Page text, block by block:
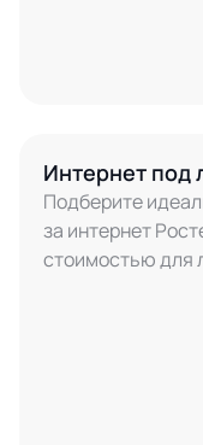
Интернет
Подберите
за интернет
стоимостью для